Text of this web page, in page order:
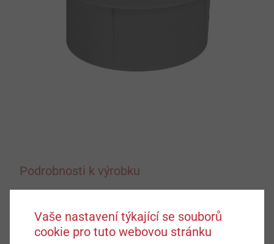
Podrobnosti k výrobku
K upevnění fasádních desek v kombinaci se
šrouby LT s průměrem hlavy 16 mm
Vaše nastavení týkající se souborů
cookie pro tuto webovou stránku